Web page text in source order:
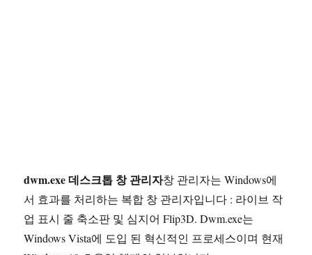
dwm.exe 데스크톱 창 관리자창 관리자는 Windows에
서 효과를 처리하는 복합 창 관리자입니다 : 라이브 작
업 표시 줄 축소판 및 심지어 Flip3D. Dwm.exe는
Windows Vista에 도입 된 혁신적인 프로세스이며 현재